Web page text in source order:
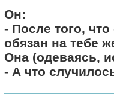
Он:
- После того,
обязан на тебе
Она (одеваясь,
- А что